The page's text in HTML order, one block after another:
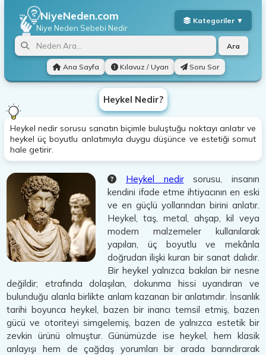
NiyeNeden.com
Niye Neden Sebebi Nedir
Ana Sayfa Kılavuz / Uyarı Soru Sor
Ara
Heykel Nedir?
Heykel nedir sorusu sanatın biçimle buluştuğu noktayı anlatır ve
heykel üç boyutlu anlatımıyla duygu düşünce ve estetiği somut
hale getirir.
Heykel nedirsorusu, insanın
kendini ifade etme ihtiyacının en eski
ve en güçlü yollarından birini anlatır.
Heykel, taş, metal, ahşap, kil veya
modern malzemeler kullanılarak
yapılan, üç boyutlu ve mekânla
doğrudan ilişki kuran bir sanat dalıdır.
Bir heykel yalnızca bakılan bir nesne
değildir; etrafında dolaşılan, dokunma hissi uyandıran ve
bulunduğu alanla birlikte anlam kazanan bir anlatımdır. İnsanlık
tarihi boyunca heykel, bazen bir inancı temsil etmiş, bazen
gücü ve otoriteyi simgelemiş, bazen de yalnızca estetik bir
zevkin ürünü olmuştur. Günümüzde ise heykel, hem klasik
anlayışı hem de çağdaş yorumları bir arada barındırarak